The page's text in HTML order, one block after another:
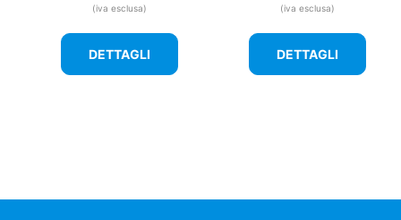
(iva esclusa)
DETTAGLI
(iva esclusa)
DETTAGLI